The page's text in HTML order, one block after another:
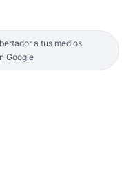
a tus medios
Google